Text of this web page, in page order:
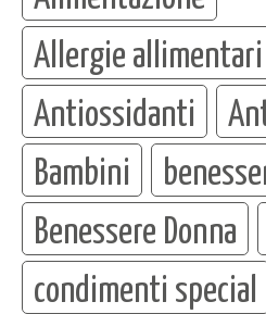
Allergie allimentari
Antiossidanti
Bambini
Benessere Donna
condimenti special